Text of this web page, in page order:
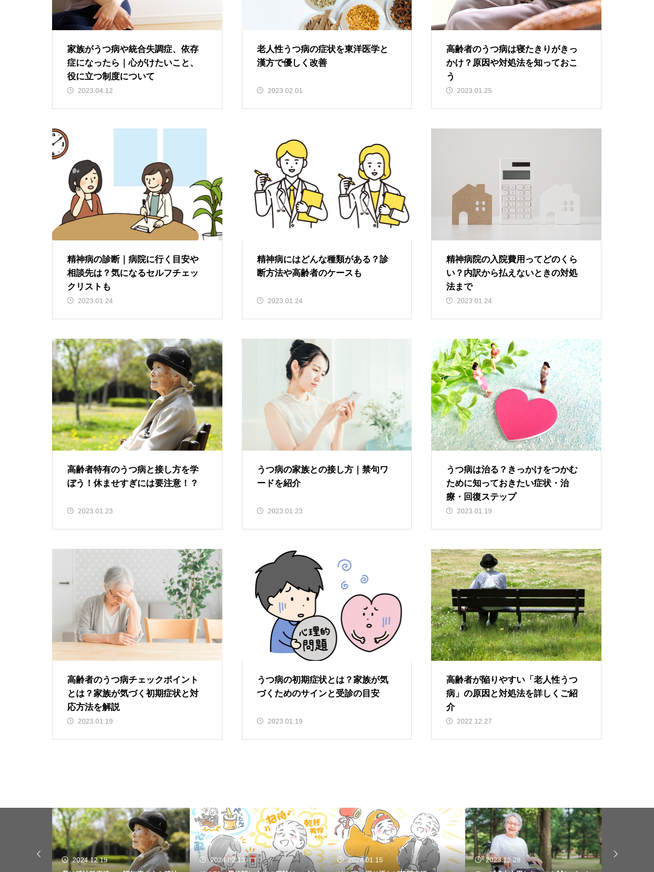
家族がうつ病や統合失調症、依存
症になったら｜心がけたいこと、
役に立つ制度について
2023.04.12
老人性うつ病の症状を東洋医学と
漢方で優しく改善
2023.02.01
高齢者のうつ病は寝たきりがきっ
かけ？原因や対処法を知っておこ
う
2023.01.25
精神病の診断｜病院に行く目安や
相談先は？気になるセルフチェッ
クリストも
2023.01.24
精神病にはどんな種類がある？診
断方法や高齢者のケースも
2023.01.24
精神病院の入院費用ってどのくら
い？内訳から払えないときの対処
法まで
2023.01.24
高齢者特有のうつ病と接し方を学
ぼう！休ませすぎには要注意！？
2023.01.23
うつ病の家族との接し方｜禁句ワ
ードを紹介
2023.01.23
うつ病は治る？きっかけをつかむ
ために知っておきたい症状・治
療・回復ステップ
2023.01.19
高齢者のうつ病チェックポイント
とは？家族が気づく初期症状と対
応方法を解説
2023.01.19
うつ病の初期症状とは？家族が気
づくためのサインと受診の目安
2023.01.19
高齢者が陥りやすい「老人性うつ
病」の原因と対処法を詳しくご紹
介
2022.12.27
2024.12.19
2024.02.13
2024.01.15
2023.12.28